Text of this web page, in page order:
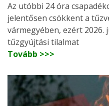
Az utóbbi 24 óra
jelentősen csökkent a
vármegyében, ezért 2026.
tűzgyújtási tilalmat
Tovább >>>